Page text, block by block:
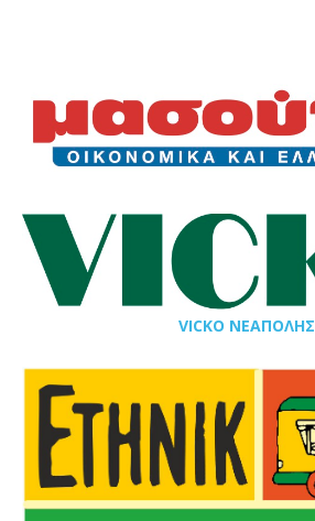
VICKO ΝΕΑΠΟΛΗΣ